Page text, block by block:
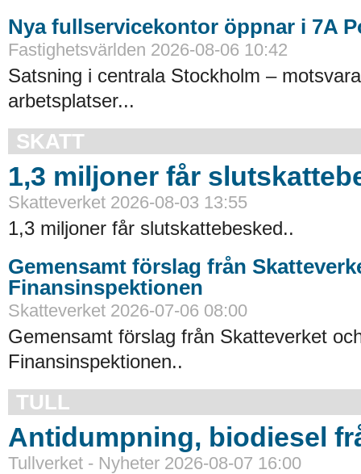
Nya fullservicekontor öppnar i 7A
Fastighetsvärlden 2026-08-06 10:42
Satsning i centrala Stockholm –
arbetsplatser...
SKATT
1,3 miljoner får
Skatteverket 2026-08-03 13:55
1,3 miljoner får slutskattebesked..
Gemensamt förslag från
Finansinspektionen
Skatteverket 2026-07-06 08:00
Gemensamt förslag från Skatteverket
Finansinspektionen..
TULL
Antidumpning, biodiesel
Tullverket - Nyheter 2026-08-07 16:00